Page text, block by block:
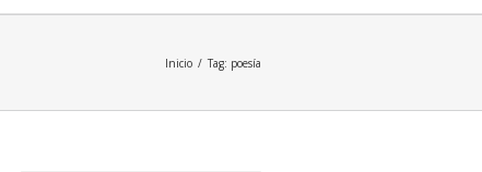
Inicio Tag: poesía